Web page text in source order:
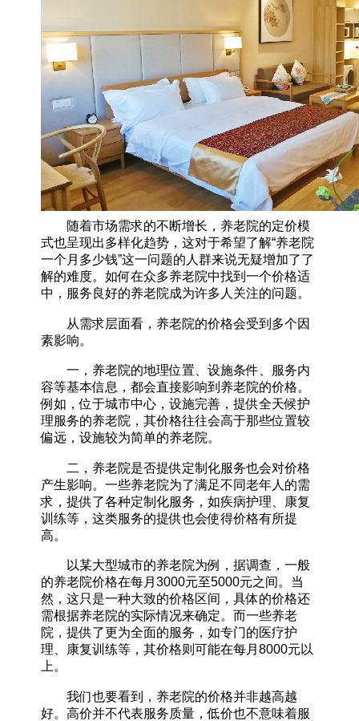
随着市场需求的不断增长，养老院的定价模
式也呈现出多样化趋势，这对于希望了解“养老院
一个月多少钱”这一问题的人群来说无疑增加了了
解的难度。如何在众多养老院中找到一个价格适
中，服务良好的养老院成为许多人关注的问题。
从需求层面看，养老院的价格会受到多个因
素影响。
一，养老院的地理位置、设施条件、服务内
容等基本信息，都会直接影响到养老院的价格。
例如，位于城市中心，设施完善，提供全天候护
理服务的养老院，其价格往往会高于那些位置较
偏远，设施较为简单的养老院。
二，养老院是否提供定制化服务也会对价格
产生影响。一些养老院为了满足不同老年人的需
求，提供了各种定制化服务，如疾病护理、康复
训练等，这类服务的提供也会使得价格有所提
高。
以某大型城市的养老院为例，据调查，一般
的养老院价格在每月3000元至5000元之间。当
然，这只是一种大致的价格区间，具体的价格还
需根据养老院的实际情况来确定。而一些养老
院，提供了更为全面的服务，如专门的医疗护
理、康复训练等，其价格则可能在每月8000元以
上。
我们也要看到，养老院的价格并非越高越
好。高价并不代表服务质量，低价也不意味着服